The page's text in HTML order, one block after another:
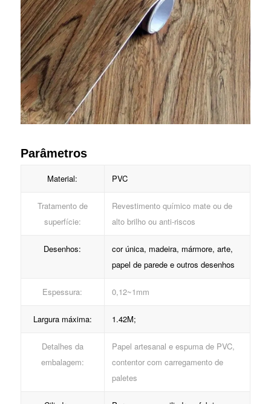
Parâmetros
Material: PVC
Tratamento de
superfície:
Revestimento químico mate ou de
alto brilho ou anti-riscos
Desenhos:
cor única, madeira, mármore, arte,
papel de parede e outros desenhos
Espessura: 0,12~1mm
Largura máxima: 1.42M;
Detalhes da
embalagem:
Papel artesanal e espuma de PVC,
contentor com carregamento de
paletes